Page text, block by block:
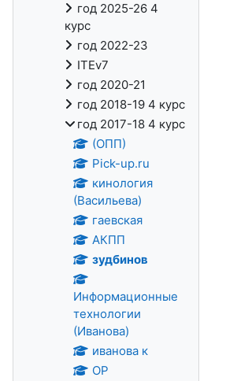
год 2025-26 4
курс
год 2022-23
ITEv7
год 2020-21
год 2018-19 4 курс
год 2017-18 4 курс
(ОПП)
Pick-up.ru
кинология
(Васильева)
гаевская
АКПП
зудбинов
Информационные
технологии
(Иванова)
иванова к
ОР